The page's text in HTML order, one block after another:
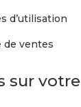
d’utilisation
de ventes
sur votre